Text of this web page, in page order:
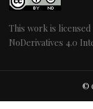
This work is
NoDerivatives 4.0
©